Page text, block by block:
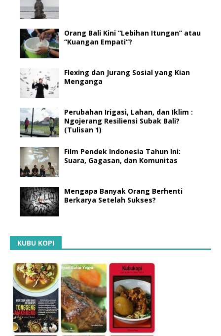
Orang Bali Kini “Lebihan Itungan” atau
“Kuangan Empati”?
Flexing dan Jurang Sosial yang Kian
Menganga
Perubahan Irigasi, Lahan, dan Iklim :
Ngojerang Resiliensi Subak Bali?
(Tulisan 1)
Film Pendek Indonesia Tahun Ini:
Suara, Gagasan, dan Komunitas
Mengapa Banyak Orang Berhenti
Berkarya Setelah Sukses?
KUBU KOPI